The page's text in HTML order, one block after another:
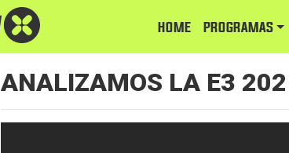
HOME PROGRAMAS
ANALIZAMOS LA E3